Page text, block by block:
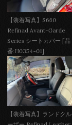
【装着写真】S660
Refinad Avant-Garde
Series シートカバー [品
番:H0354-01]
【装着写真】ランドクル